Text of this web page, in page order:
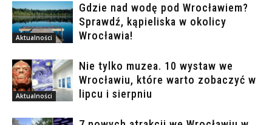
Aktualności
Gdzie nad wodę pod Wrocławiem?
Sprawdź, kąpieliska w okolicy
Wrocławia!
Aktualności
Nie tylko muzea. 10 wystaw we
Wrocławiu, które warto zobaczyć w
lipcu i sierpniu